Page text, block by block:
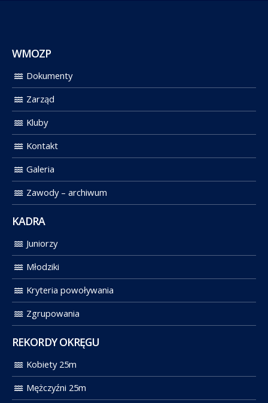
WMOZP
Dokumenty
Zarząd
Kluby
Kontakt
Galeria
Zawody – archiwum
KADRA
Juniorzy
Młodziki
Kryteria powoływania
Zgrupowania
REKORDY OKRĘGU
Kobiety 25m
Mężczyźni 25m